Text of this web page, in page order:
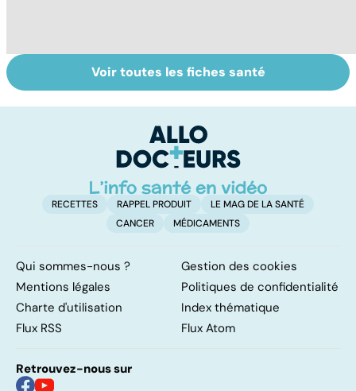
La tuberculose
pulmonaire
Maladies
éruptives :
reconnaître ?
Voir toutes les fiches santé
RECETTES RAPPEL PRODUIT
LE MAG DE LA SANTÉ
CANCER
MÉDICAMENTS
Qui sommes-nous ?
Gestion des cookies
Mentions légales
Politiques de confidentialité
Charte d'utilisation
Index thématique
Flux RSS
Flux Atom
Retrouvez-nous sur